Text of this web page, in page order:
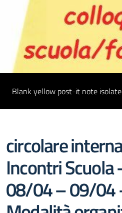
Blank yellow post-it note
circolare
Incontri Scuola
08/04 – 09/04